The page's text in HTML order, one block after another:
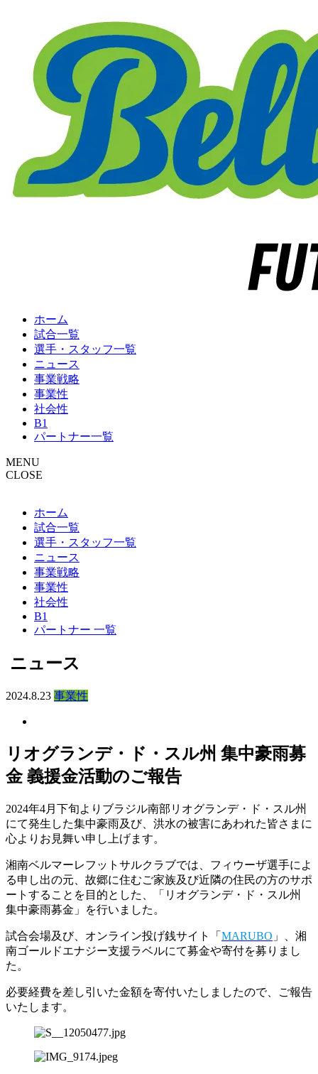
ホーム
試合一覧
選手・スタッフ一覧
ニュース
事業戦略
事業性
社会性
B1
パートナー一覧
MENU
CLOSE
ホーム
試合一覧
選手・スタッフ一覧
ニュース
事業戦略
事業性
社会性
B1
パートナー 一覧
ニュース
2024.8.23 事業性
リオグランデ・ド・スル州 集中豪雨募
金 義援金活動のご報告
2024年4月下旬よりブラジル南部リオグランデ・ド・スル州
にて発生した集中豪雨及び、洪水の被害にあわれた皆さまに
心よりお見舞い申し上げます。
湘南ベルマーレフットサルクラブでは、フィウーザ選手によ
る申し出の元、故郷に住むご家族及び近隣の住民の方のサポ
ートすることを目的とした、「リオグランデ・ド・スル州
集中豪雨募金」を行いました。
試合会場及び、オンライン投げ銭サイト「 MARUBO 」、湘
南ゴールドエナジー支援ラベルにて募金や寄付を募りまし
た。
必要経費を差し引いた金額を寄付いたしましたので、ご報告
いたします。